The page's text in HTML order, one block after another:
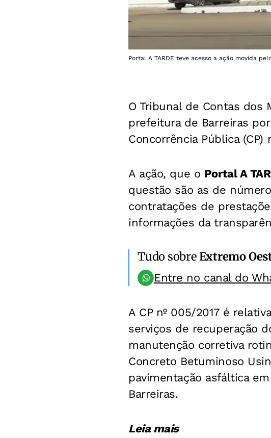
Portal A TARDE teve acesso a ação movida
O Tribunal de Contas dos
prefeitura de Barreiras
Concorrência Pública (CP)
A ação, que o Portal A
questão são as de
contratações de
informações da
Tudo sobreExtremo
Entre no canal do
A CP nº 005/2017 é
serviços de recuperação
manutenção corretiva
Concreto Betuminoso
pavimentação asfáltica
Barreiras.
Leia mais